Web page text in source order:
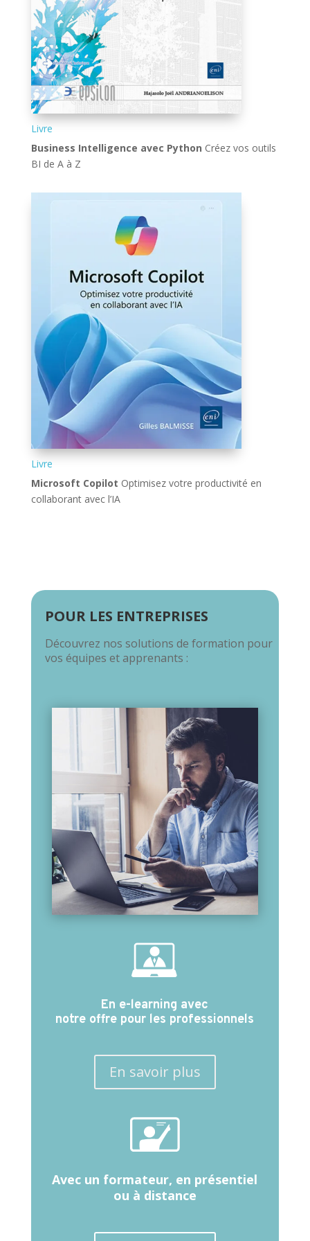
Livre
Business Intelligence avec Python Créez vos outils
BI de A à Z
Livre
Microsoft Copilot Optimisez votre productivité en
collaborant avec l’IA
POUR LES ENTREPRISES
Découvrez nos solutions de formation pour
vos équipes et apprenants :
En e-learning avec
notre offre pour les professionnels
En savoir plus
Avec un formateur, en présentiel
ou à distance